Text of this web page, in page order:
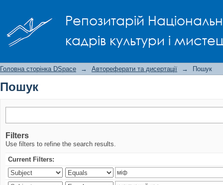
Репозитарій
кадрів культури і
Головна сторінка DSpace → Автореферати та дисертації → Пошук
Пошук
Filters
Use filters to refine the search results.
Current Filters: